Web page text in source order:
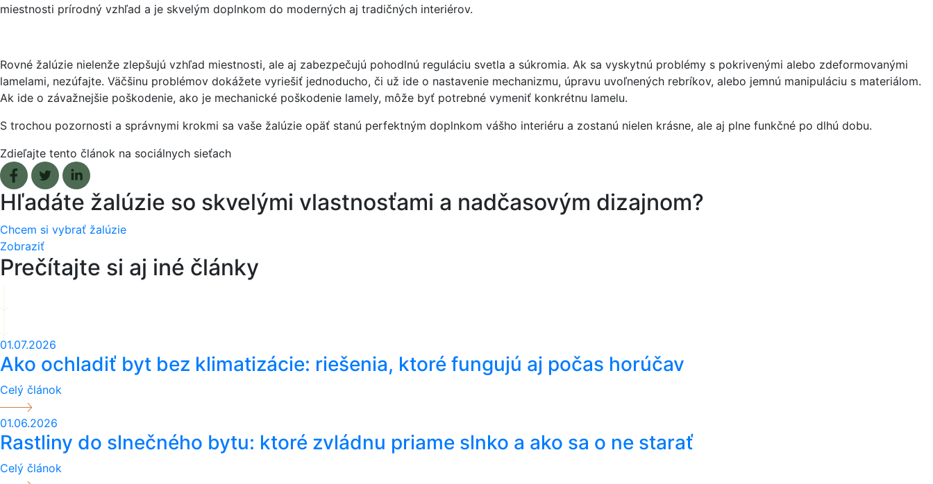
miestnosti prírodný vzhľad a je skvelým doplnkom do moderných aj tradičných interiérov.
Rovné žalúzie nielenže zlepšujú vzhľad miestnosti, ale aj zabezpečujú pohodlnú reguláciu svetla a súkromia. Ak sa vyskytnú problémy s pokrivenými alebo zdeformovanými
lamelami, nezúfajte. Väčšinu problémov dokážete vyriešiť jednoducho, či už ide o nastavenie mechanizmu, úpravu uvoľnených rebríkov, alebo jemnú manipuláciu s materiálom.
Ak ide o závažnejšie poškodenie, ako je mechanické poškodenie lamely, môže byť potrebné vymeniť konkrétnu lamelu.
S trochou pozornosti a správnymi krokmi sa vaše žalúzie opäť stanú perfektným doplnkom vášho interiéru a zostanú nielen krásne, ale aj plne funkčné po dlhú dobu.
Zdieľajte tento článok na sociálnych sieťach
Facebook share
Tweet Linkedin share
Hľadáte žalúzie so skvelými vlastnosťami a nadčasovým dizajnom?
Chcem si vybrať žalúzie
Zobraziť
Prečítajte si aj iné články
01.07.2026
Ako ochladiť byt bez klimatizácie: riešenia, ktoré fungujú aj počas horúčav
Celý článok
01.06.2026
Rastliny do slnečného bytu: ktoré zvládnu priame slnko a ako sa o ne starať
Celý článok